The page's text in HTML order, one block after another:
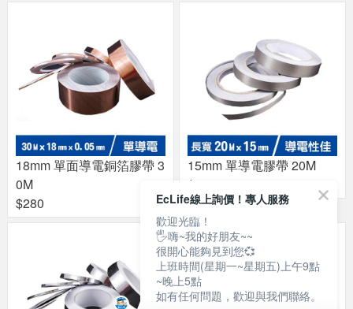
18mm 單面導電銅箔膠帶 3
0M
$280
15mm 單導電膠帶 20M
$260
EcLife線上詢價！專人服務
歡迎光臨！
🖐嗨~我的好朋友~~
很開心能夠見到您💞
上班時間(星期一~星期五)上午9點
~晚上5點
如有任何問題，歡迎與我們聯絡。